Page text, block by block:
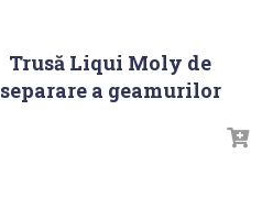
Trusă Liqui Moly de
separare a geamurilor